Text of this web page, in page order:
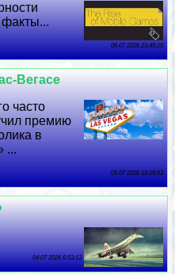
06 07 2026 23:49:10
Вегасе
часто
премию
в
...
05 07 2026 19:29:53
04 07 2026 6:53:13